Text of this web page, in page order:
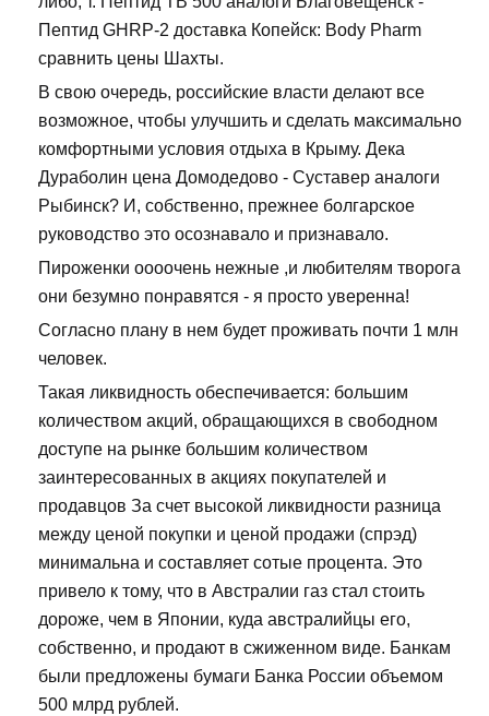
Пептид GHRP-2 доставка Копейск: Body Pharm
сравнить цены Шахты.
В свою очередь, российские власти делают все
возможное, чтобы улучшить и сделать максимально
комфортными условия отдыха в Крыму. Дека
Дураболин цена Домодедово - Суставер аналоги
Рыбинск? И, собственно, прежнее болгарское
руководство это осознавало и признавало.
Пироженки оооочень нежные ,и любителям творога
они безумно понравятся - я просто уверенна!
Согласно плану в нем будет проживать почти 1 млн
человек.
Такая ликвидность обеспечивается: большим
количеством акций, обращающихся в свободном
доступе на рынке большим количеством
заинтересованных в акциях покупателей и
продавцов За счет высокой ликвидности разница
между ценой покупки и ценой продажи (спрэд)
минимальна и составляет сотые процента. Это
привело к тому, что в Австралии газ стал стоить
дороже, чем в Японии, куда австралийцы его,
собственно, и продают в сжиженном виде. Банкам
были предложены бумаги Банка России объемом
500 млрд рублей.